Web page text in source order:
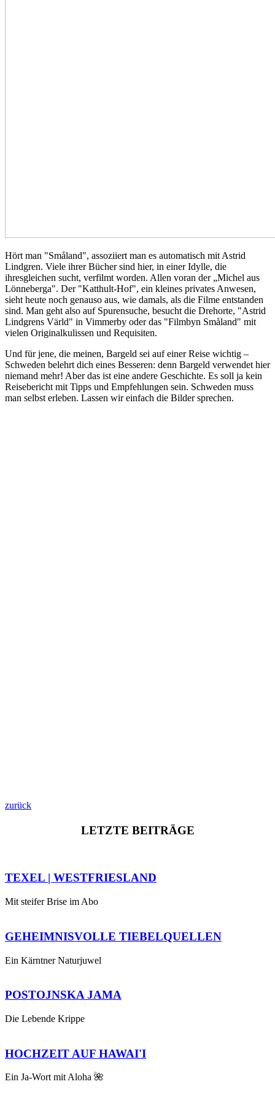
Hört man "Småland", assoziiert man es automatisch mit Astrid
Lindgren. Viele ihrer Bücher sind hier, in einer Idylle, die
ihresgleichen sucht, verfilmt worden. Allen voran der „Michel aus
Lönneberga". Der "Katthult-Hof", ein kleines privates Anwesen,
sieht heute noch genauso aus, wie damals, als die Filme entstanden
sind. Man geht also auf Spurensuche, besucht die Drehorte, "Astrid
Lindgrens Värld" in Vimmerby oder das "Filmbyn Småland" mit
vielen Originalkulissen und Requisiten.
Und für jene, die meinen, Bargeld sei auf einer Reise wichtig –
Schweden belehrt dich eines Besseren: denn Bargeld verwendet hier
niemand mehr! Aber das ist eine andere Geschichte. Es soll ja kein
Reisebericht mit Tipps und Empfehlungen sein. Schweden muss
man selbst erleben. Lassen wir einfach die Bilder sprechen.
zurück
LETZTE BEITRÄGE
TEXEL | WESTFRIESLAND
Mit steifer Brise im Abo
GEHEIMNISVOLLE TIEBELQUELLEN
Ein Kärntner Naturjuwel
POSTOJNSKA JAMA
Die Lebende Krippe
HOCHZEIT AUF HAWAI'I
Ein Ja-Wort mit Aloha 🌺